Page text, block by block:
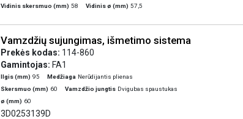
Vidinis skersmuo (mm) 58 Vidinis ø (mm) 57,5
Vamzdžių sujungimas, išmetimo sistema
Prekės kodas: 114-860
Gamintojas: FA1
Ilgis (mm) 95 Medžiaga Nerūdijantis plienas
Skersmuo (mm) 60 Vamzdžio jungtis Dvigubas spaustukas
ø (mm) 60
3D0253139D